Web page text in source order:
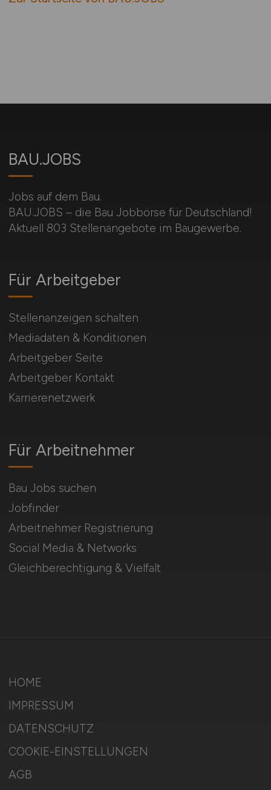
BAU.JOBS
Jobs auf dem Bau.
BAU.JOBS – die Bau Jobbörse für Deutschland!
Aktuell 803 Stellenangebote im Baugewerbe.
Für Arbeitnehmer
Bau Jobs suchen
Jobfinder
Arbeitnehmer Registrierung
Social Media & Networks
Gleichberechtigung & Vielfalt
Für Arbeitgeber
Stellenanzeigen schalten
Mediadaten & Konditionen
Arbeitgeber Seite
Arbeitgeber Kontakt
Karrierenetzwerk
HOME
IMPRESSUM
DATENSCHUTZ
COOKIE-EINSTELLUNGEN
AGB